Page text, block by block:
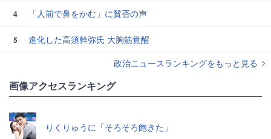
4 「人前で鼻をかむ」に賛否の声
5
進化した高須幹弥氏 大胸筋覚醒
政治ニュースランキングをもっと見る
画像アクセスランキング
りくりゅうに「そろそろ飽きた」